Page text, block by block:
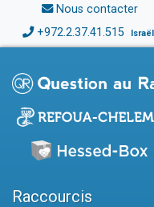
Nous contacter
+972.2.37.41.515 Israël
Raccourcis